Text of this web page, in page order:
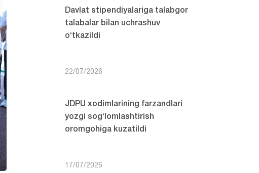
Davlat stipendiyalariga talabgor
talabalar bilan uchrashuv
o‘tkazildi
22/07/2026
JDPU xodimlarining farzandlari
yozgi sog‘lomlashtirish
oromgohiga kuzatildi
17/07/2026